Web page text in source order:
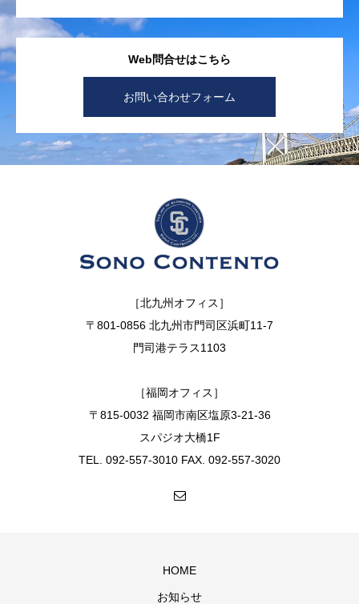
Web問合せはこちら
お問い合わせフォーム
［北九州オフィス］
〒801-0856 北九州市門司区浜町11-7
門司港テラス1103
［福岡オフィス］
〒815-0032 福岡市南区塩原3-21-36
スパジオ大橋1F
TEL. 092-557-3010 FAX. 092-557-3020
HOME
お知らせ